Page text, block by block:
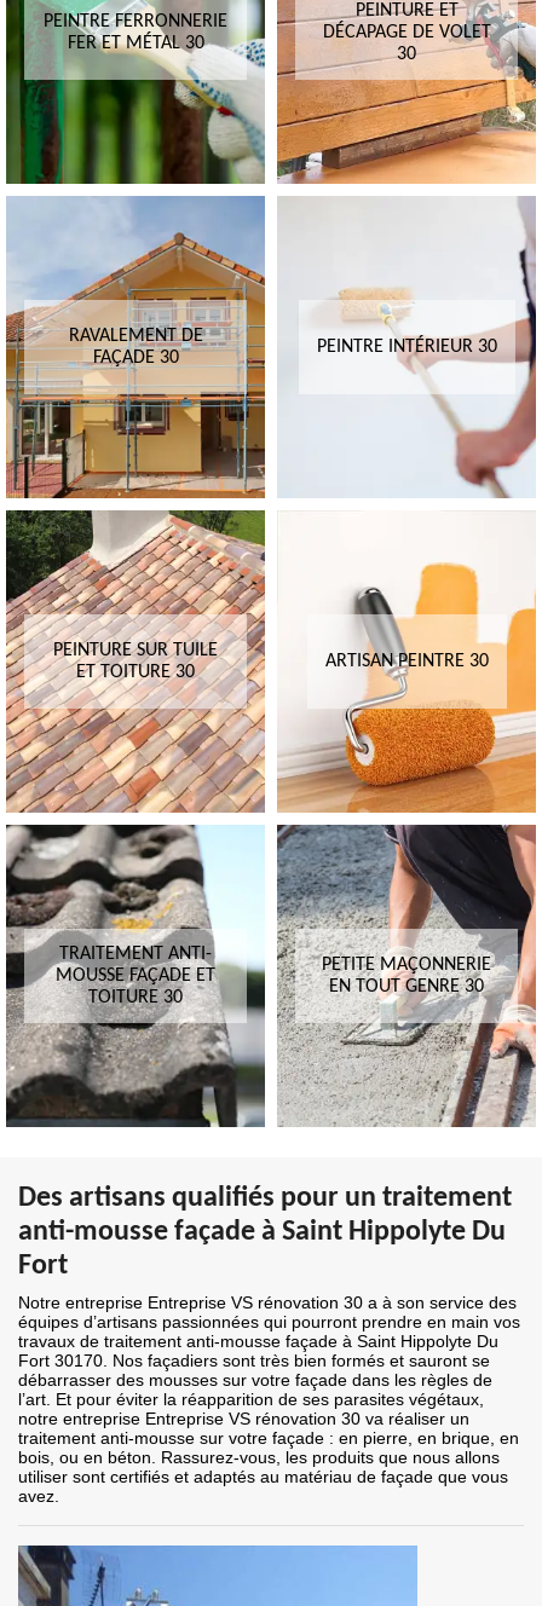
PEINTRE FERRONNERIE
FER ET MÉTAL 30
PEINTURE ET
DÉCAPAGE DE VOLET
30
RAVALEMENT DE
FAÇADE 30
PEINTRE INTÉRIEUR 30
PEINTURE SUR TUILE
ET TOITURE 30
ARTISAN PEINTRE 30
TRAITEMENT ANTI-
MOUSSE FAÇADE ET
TOITURE 30
PETITE MAÇONNERIE
EN TOUT GENRE 30
Des artisans qualifiés pour un traitement
anti-mousse façade à Saint Hippolyte Du
Fort
Notre entreprise Entreprise VS rénovation 30 a à son service des
équipes d’artisans passionnées qui pourront prendre en main vos
travaux de traitement anti-mousse façade à Saint Hippolyte Du
Fort 30170. Nos façadiers sont très bien formés et sauront se
débarrasser des mousses sur votre façade dans les règles de
l’art. Et pour éviter la réapparition de ses parasites végétaux,
notre entreprise Entreprise VS rénovation 30 va réaliser un
traitement anti-mousse sur votre façade : en pierre, en brique, en
bois, ou en béton. Rassurez-vous, les produits que nous allons
utiliser sont certifiés et adaptés au matériau de façade que vous
avez.